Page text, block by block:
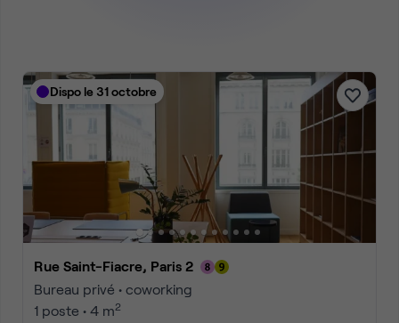
Dispo le 31 octobre
Rue Saint-Fiacre, Paris 2
Bureau privé • coworking
1 poste • 4 m2